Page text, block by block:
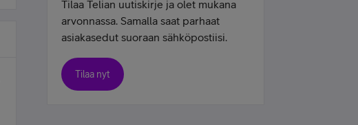
Tilaa Telian uutiskirje ja olet mukana
arvonnassa. Samalla saat parhaat
asiakasedut suoraan sähköpostiisi.
Tilaa nyt